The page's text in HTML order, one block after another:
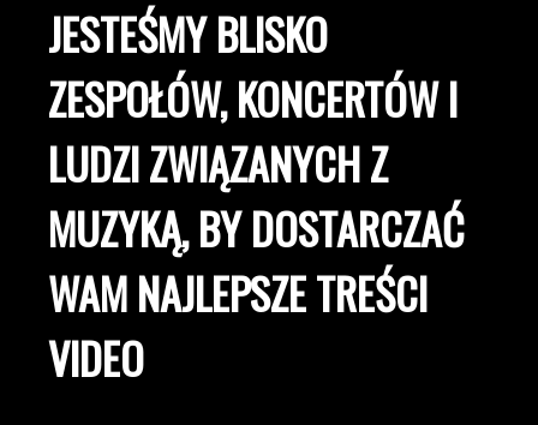
JESTEŚMY BLISKO
ZESPOŁÓW, KONCERTÓW I
LUDZI ZWIĄZANYCH Z
MUZYKĄ, BY DOSTARCZAĆ
WAM NAJLEPSZE TREŚCI
VIDEO